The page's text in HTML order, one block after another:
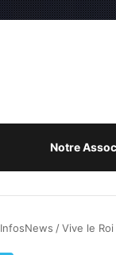
Notre
InfosNews /Vive le